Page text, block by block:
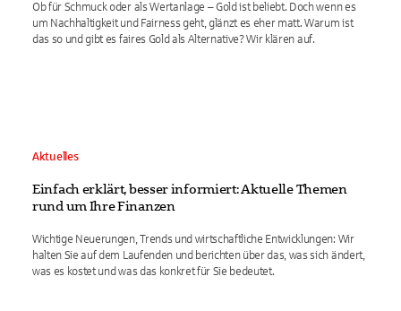
Ob für Schmuck oder als Wertanlage – Gold ist beliebt. Doch wenn es
um Nachhaltigkeit und Fairness geht, glänzt es eher matt. Warum ist
das so und gibt es faires Gold als Alternative? Wir klären auf.
Aktuelles
Einfach erklärt, besser informiert: Aktuelle Themen
rund um Ihre Finanzen
Wichtige Neuerungen, Trends und wirtschaftliche Entwicklungen: Wir
halten Sie auf dem Laufenden und berichten über das, was sich ändert,
was es kostet und was das konkret für Sie bedeutet.